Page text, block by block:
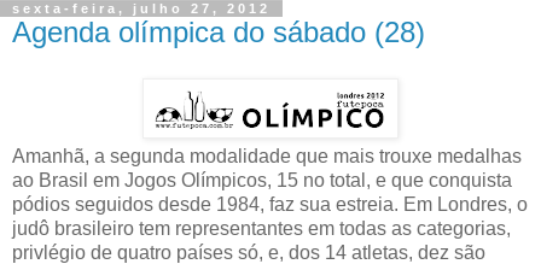
sexta-feira, julho 27, 2012
Agenda olímpica do sábado (28)
Amanhã, a segunda modalidade que mais trouxe medalhas
ao Brasil em Jogos Olímpicos, 15 no total, e que conquista
pódios seguidos desde 1984, faz sua estreia. Em Londres, o
judô brasileiro tem representantes em todas as categorias,
privlégio de quatro países só, e, dos 14 atletas, dez são